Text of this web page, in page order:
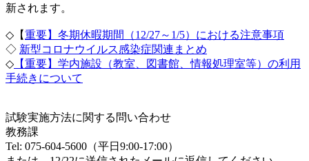
新されます。
◇【重要】冬期休暇期間（12/27～1/5）における注意事項
◇ 新型コロナウイルス感染症関連まとめ
◇ 【重要】学内施設（教室、図書館、情報処理室等）の利用
手続きについて
試験実施方法に関する問い合わせ
教務課
Tel: 075-604-5600（平日9:00-17:00）